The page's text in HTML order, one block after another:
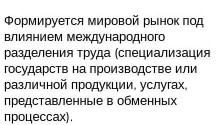
Формируется мировой рынок под
влиянием международного
разделения труда (специализация
государств на производстве или
различной продукции, услугах,
представленные в обменных
процессах).